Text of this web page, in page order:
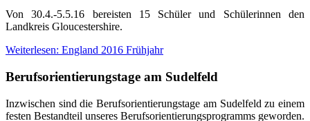
Von 30.4.-5.5.16 bereisten 15 Schüler und Schülerinnen den
Landkreis Gloucestershire.
Weiterlesen: England 2016 Frühjahr
Berufsorientierungstage am Sudelfeld
Inzwischen sind die Berufsorientierungstage am Sudelfeld zu einem
festen Bestandteil unseres Berufsorientierungsprogramms geworden.